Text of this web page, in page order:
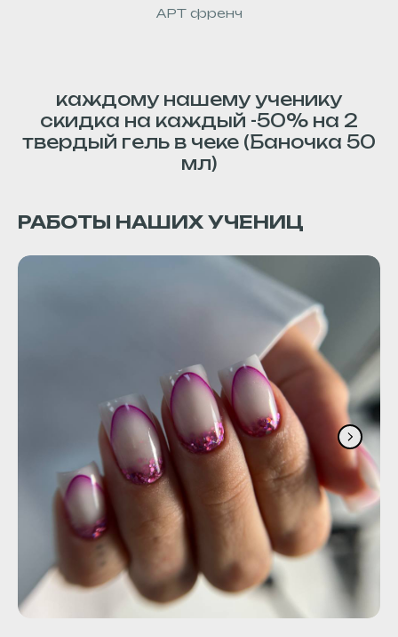
АРТ френч
каждому нашему ученику
скидка на каждый -50% на 2
твердый гель в чеке (Баночка 50
мл)
РАБОТЫ НАШИХ УЧЕНИЦ